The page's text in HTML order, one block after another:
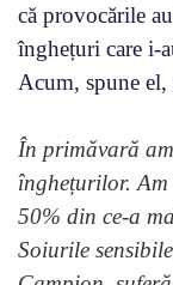
că provocările
înghețuri care i-
Acum, spune el,
În primăvară
înghețurilor. Am
50% din ce-a
Soiurile